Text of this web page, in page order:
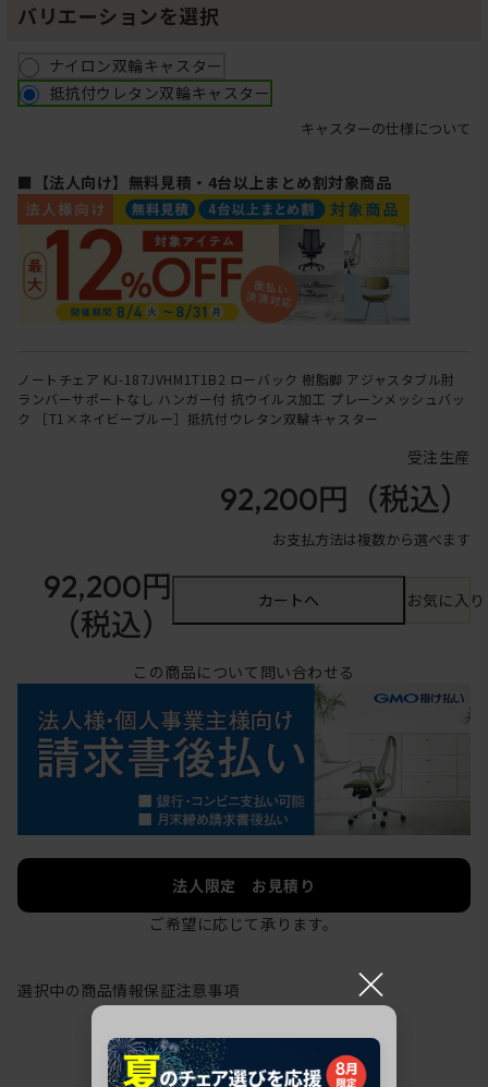
バリエーションを選択
ナイロン双輪キャスター
抵抗付ウレタン双輪キャスター
キャスターの仕様について
■【法人向け】無料見積・4台以上まとめ割対象商品
ノートチェア KJ-187JVHM1T1B2 ローバック 樹脂脚 アジャスタブル肘
ランバーサポートなし ハンガー付 抗ウイルス加工 プレーンメッシュバッ
ク ［T1×ネイビーブルー］抵抗付ウレタン双輪キャスター
受注生産
92,200円 （税込）
お支払方法は複数から選べます
92,200円
（税込）
カートへ お気に入
この商品について問い合わせる
法人限定 お見積り
ご希望に応じて承ります。
選択中の商品情報保証注意事項 ×